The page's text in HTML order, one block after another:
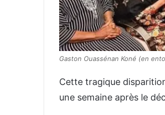
Gaston Ouassénan Koné (en
Cette tragique
une semaine après le